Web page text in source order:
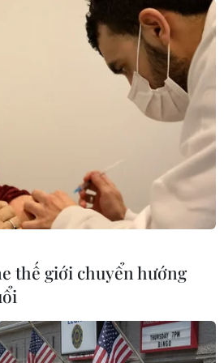
#Khách tham quan
#Quy định dịch tễ Iran
thế giới chuyển hướng